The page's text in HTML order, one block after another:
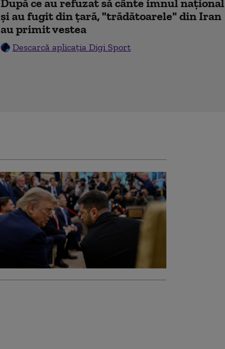
După ce au refuzat să cânte imnul naţional
şi au fugit din ţară, "trădătoarele" din Iran
au primit vestea
Descarcă aplicația Digi Sport